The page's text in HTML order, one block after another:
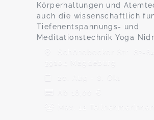
Körperhaltungen und
auch die wissenschaftlich
Tiefenentspannungs- und
Meditationstechnik Yoga
Schönebecker Str. 82-84,
39104 Magdeburg
20. Aug - 8. Okt
Ab 18,00 €
Max. 12 TeilnehmerInnen